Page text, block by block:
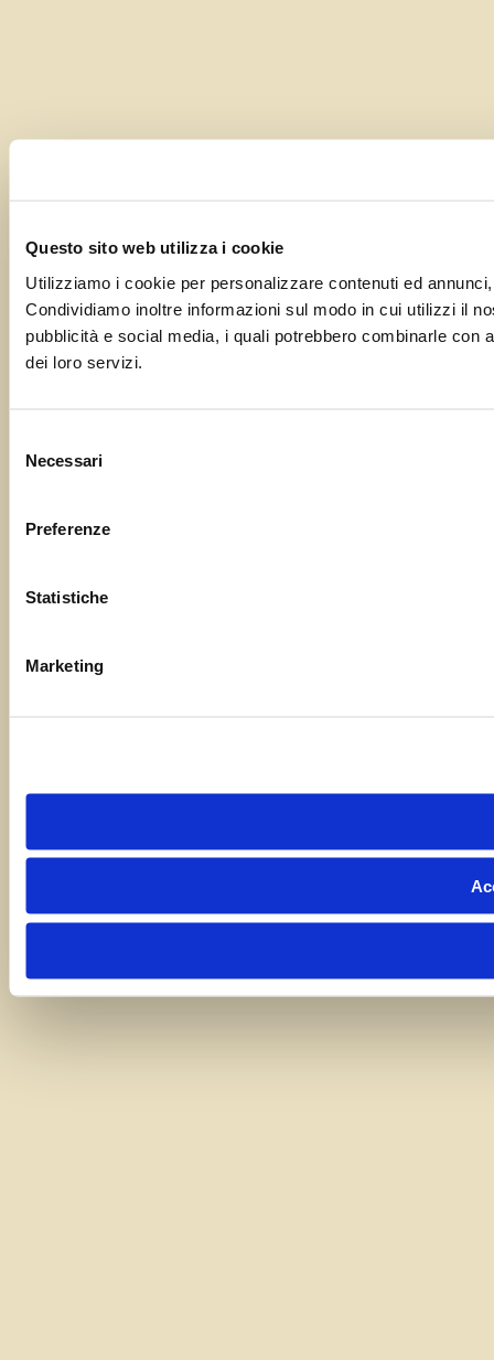
Questo sito web utilizza i cookie
Utilizziamo i cookie per personalizzare contenuti ed
Condividiamo inoltre informazioni sul modo in cui utilizzi il
pubblicità e social media, i quali potrebbero combinarle
dei loro servizi.
delNecessari
Preferenze
Statistiche
Marketing